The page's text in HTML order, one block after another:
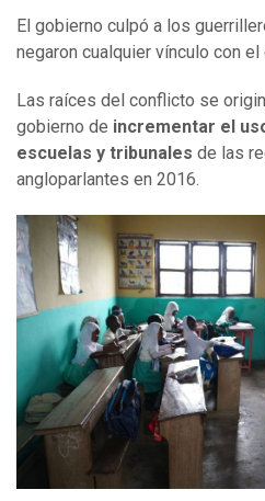
El gobierno culpó a los
negaron cualquier vínculo con
Las raíces del conflicto se
gobierno de incrementar el
escuelas y tribunales de las
angloparlantes en 2016.